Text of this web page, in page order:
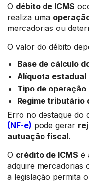
O débito de ICMS
realiza uma
mercadorias ou
O valor do débito
Base de cálculo
Alíquota
Tipo de operação
Regime tributário
Erro no destaque do
(NF-e) pode gerar
autuação fiscal.
O crédito de ICMS é
adquire mercadorias
a legislação permita